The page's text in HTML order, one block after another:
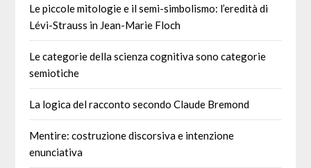
Le piccole mitologie e il semi-simbolismo: l’eredità di
Lévi-Strauss in Jean-Marie Floch
Le categorie della scienza cognitiva sono categorie
semiotiche
La logica del racconto secondo Claude Bremond
Mentire: costruzione discorsiva e intenzione
enunciativa